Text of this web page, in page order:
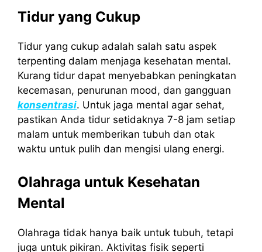
Tidur yang Cukup
Tidur yang cukup adalah salah satu aspek
terpenting dalam menjaga kesehatan mental.
Kurang tidur dapat menyebabkan peningkatan
kecemasan, penurunan mood, dan gangguan
konsentrasi. Untuk jaga mental agar sehat,
pastikan Anda tidur setidaknya 7-8 jam setiap
malam untuk memberikan tubuh dan otak
waktu untuk pulih dan mengisi ulang energi.
Olahraga untuk Kesehatan
Mental
Olahraga tidak hanya baik untuk tubuh, tetapi
juga untuk pikiran. Aktivitas fisik seperti